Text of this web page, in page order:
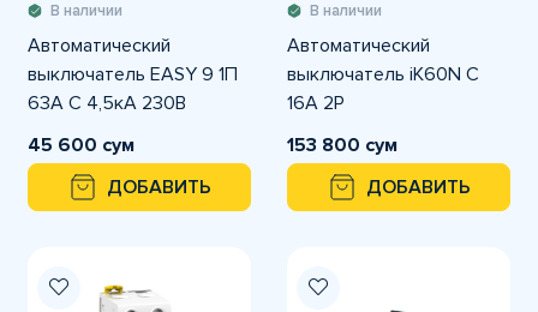
В наличии
Автоматический
выключатель EASY 9 1П
63A С 4,5кА 230В
45 600 сум
ДОБАВИТЬ
В наличии
Автоматический
выключатель iK60N C
16A 2P
153 800 сум
ДОБАВИТЬ